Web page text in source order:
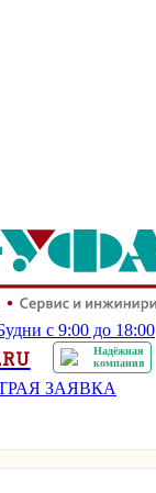
с 9:00 до 18:00
Надёжная
компания
ЗАЯВКА